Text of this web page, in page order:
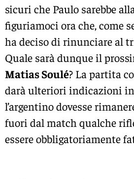
sicuri che Paulo sarebbe
figuriamoci ora che, come
ha deciso di rinunciare al
Quale sarà dunque il
Matias Soulé? La partita
darà ulteriori indicazioni
l’argentino dovesse
fuori dal match qualche
essere obbligatoriamente